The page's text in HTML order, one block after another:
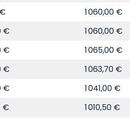
1 060,00 €
€
1 060,00 €
€
1 065,00 €
€
1 063,70 €
€
1 041,00 €
€ 1 010,50 €